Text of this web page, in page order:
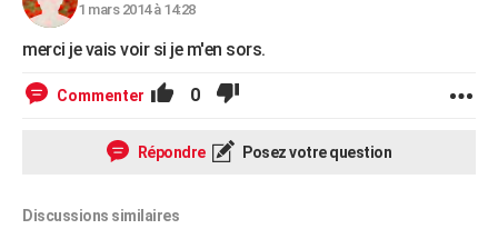
1 mars 2014 à 14:28
merci je vais voir si je m'en sors.
Commenter 0
Répondre Posez votre question
Discussions similaires